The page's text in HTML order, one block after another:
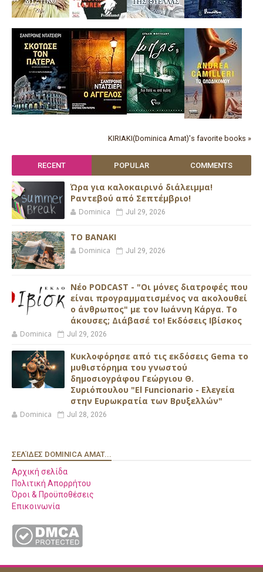
KIRIAKI(Dominica Amat)'s favorite books »
RECENT POPULAR COMMENTS
Ώρα για καλοκαιρινό διάλειμμα!
Ραντεβού από Σεπτέμβριο!
Dominica Jul 29, 2026
ΤΟ ΒΑΝΑΚΙ
Dominica Jul 29, 2026
Νέο PODCAST - "Οι μόνες διατροφές που
είναι προγραμματισμένος να ακολουθεί
ο άνθρωπος" με τον Ιωάννη Κάργα. Το
άκουσες; Διάβασέ το! Εκδόσεις Ιβίσκος
Dominica Jul 29, 2026
Κυκλοφόρησε από τις εκδόσεις Gema το
μυθιστόρημα του γνωστού
δημοσιογράφου Γεώργιου Θ.
Συριόπουλου "El Funcionario - Ελεγεία
στην Ευρωκρατία των Βρυξελλών"
Dominica Jul 28, 2026
ΣΕΛΊΔΕΣ DOMINICA AMAT...
Αρχική σελίδα
Πολιτική Απορρήτου
Όροι & Προϋποθέσεις
Επικοινωνία